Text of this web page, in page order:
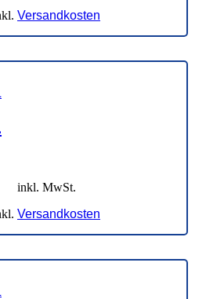
Versandkosten
inkl. MwSt.
Versandkosten